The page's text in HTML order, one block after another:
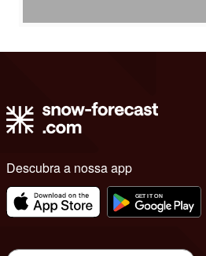
Descubra a nossa app